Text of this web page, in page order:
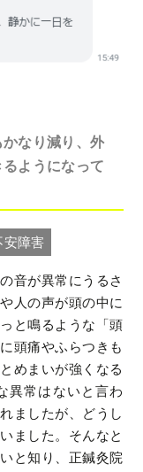
なり減り、外
ようになって
安障害
音が異常にうるさ
人の声が頭の中に
と鳴るような「頭
頭痛やふらつきも
めまいが強くなる
異常はないと言わ
ましたが、どうし
ました。そんなと
と知り、正鍼灸院